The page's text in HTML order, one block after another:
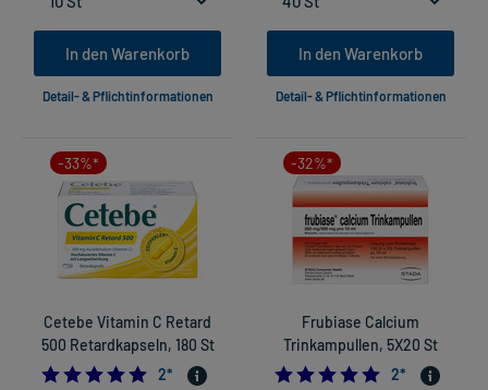
In den Warenkorb
Detail- & Pflichtinformationen
In den Warenkorb
Detail- & Pflichtinformationen
-33%*
Cetebe Vitamin C Retard
500 Retardkapseln, 180 St
5.0
2*
-32%*
Frubiase Calcium
Trinkampullen, 5X20 St
5.0
2*